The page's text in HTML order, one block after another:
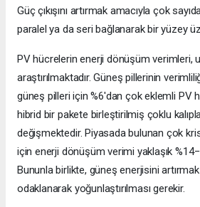
Güç çıkışını artırmak amacıyla çok
paralel ya da seri bağlanarak bir yüzey
PV hücrelerin enerji dönüşüm verimleri,
araştırılmaktadır. Güneş pillerinin
güneş pilleri için %6'dan çok eklemli PV
hibrid bir pakete birleştirilmiş çoklu
değişmektedir. Piyasada bulunan çok
için enerji dönüşüm verimi yaklaşık
Bununla birlikte, güneş enerjisini artırmak
odaklanarak yoğunlaştırılması gerekir.